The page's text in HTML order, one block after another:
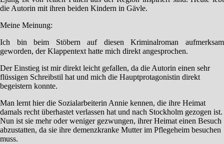
die Autorin mit ihren beiden Kindern in Gävle.
Meine Meinung:
Ich bin beim Stöbern auf diesen Kriminalroman aufmerksam
geworden, der Klappentext hatte mich direkt angesprochen.
Der Einstieg ist mir direkt leicht gefallen, da die Autorin einen sehr
flüssigen Schreibstil hat und mich die Hauptprotagonistin direkt
begeistern konnte.
Man lernt hier die Sozialarbeiterin Annie kennen, die ihre Heimat
damals recht überhastet verlassen hat und nach Stockholm gezogen ist.
Nun ist sie mehr oder weniger gezwungen, ihrer Heimat einen Besuch
abzustatten, da sie ihre demenzkranke Mutter im Pflegeheim besuchen
muss.